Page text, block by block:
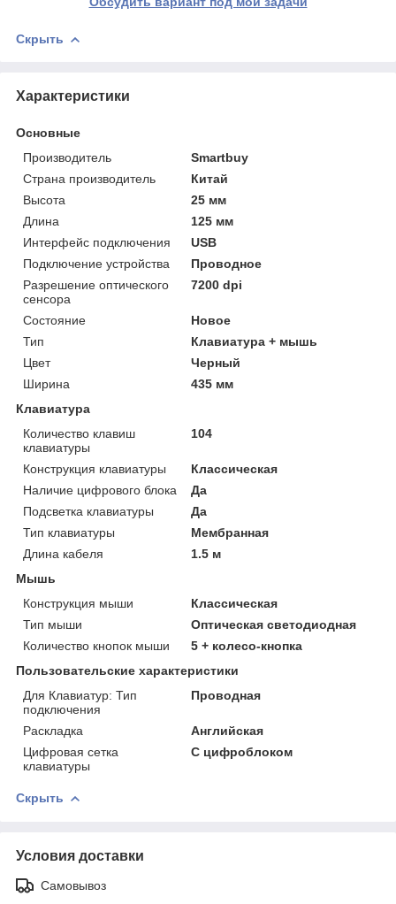
Скрыть
Характеристики
Основные
Производитель
Smartbuy
Страна производитель
Китай
Высота
25 мм
Длина
125 мм
Интерфейс подключения
USB
Подключение устройства
Проводное
Разрешение оптического
сенсора
7200 dpi
Состояние
Новое
Тип
Клавиатура + мышь
Цвет
Черный
Ширина
435 мм
Клавиатура
Количество клавиш
клавиатуры
104
Конструкция клавиатуры
Классическая
Наличие цифрового блока
Да
Подсветка клавиатуры
Да
Тип клавиатуры
Мембранная
Длина кабеля
1.5 м
Мышь
Конструкция мыши
Классическая
Тип мыши
Оптическая светодиодная
Количество кнопок мыши
5 + колесо-кнопка
Пользовательские характеристики
Для Клавиатур: Тип
подключения
Проводная
Раскладка
Английская
Цифровая сетка
клавиатуры
С цифроблоком
Скрыть
Условия доставки
Самовывоз